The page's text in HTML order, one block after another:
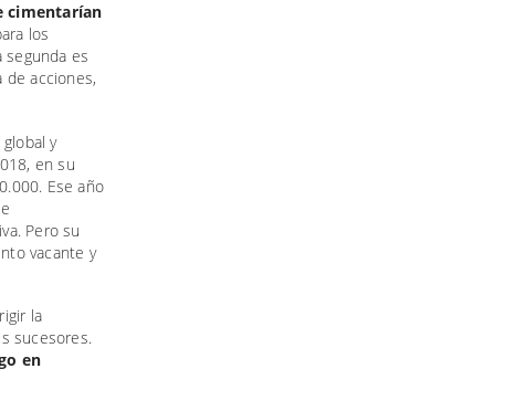
cimentarían
los
es
de acciones,
y
en su
Ese año
Pero su
vacante y
la
sucesores.
en